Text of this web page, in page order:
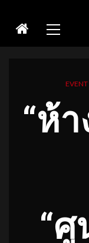
Menu
“ห้
“